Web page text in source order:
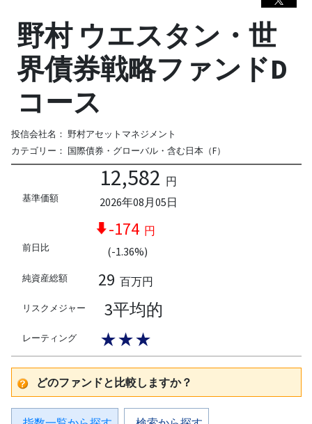
野村 ウエスタン・世
界債券戦略ファンドD
コース
投信会社名： 野村アセットマネジメント
カテゴリー： 国際債券・グローバル・含む日本（F）
基準価額
12,582 円
2026年08月05日
前日比
-174 円
(-1.36%)
純資産総額 29 百万円
リスクメジャー 3平均的
レーティング ★★★
どのファンドと比較しますか？